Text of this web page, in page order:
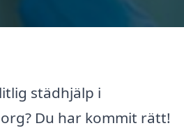
städhjälp i
Du har kommit rätt!